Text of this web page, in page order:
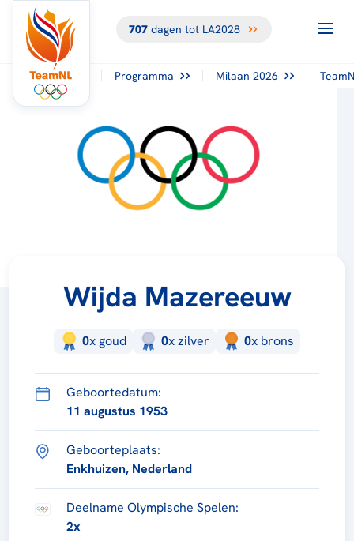
707dagen tot LA2028
Programma Milaan 2026
Wijda Mazereeuw
0x goud 0xzilver 0x brons
Geboortedatum:
11 augustus 1953
Geboorteplaats:
Enkhuizen, Nederland
Deelname Olympische Spelen:
2x